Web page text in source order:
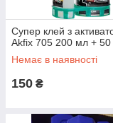
Супер клей з
Akfix 705 200 мл + 50
Немає в наявності
150 ₴